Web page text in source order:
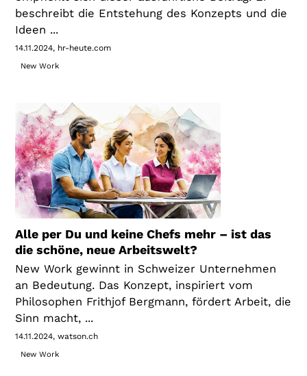
beschreibt die Entstehung des Konzepts und die
Ideen ...
14.11.2024 hr-heute.com
New Work
Alle per Du und keine Chefs mehr – ist das
die schöne, neue Arbeitswelt?
New Work gewinnt in Schweizer Unternehmen
an Bedeutung. Das Konzept, inspiriert vom
Philosophen Frithjof Bergmann, fördert Arbeit, die
Sinn macht, ...
14.11.2024 watson.ch
New Work